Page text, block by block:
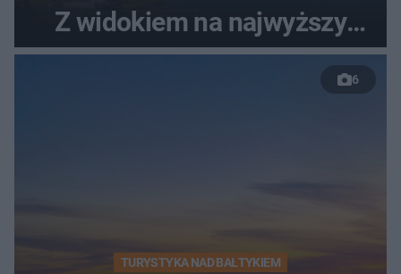
Z widokiem na najwyższy
szczyt Gór Świętokrzyskich
6
TURYSTYKA NAD BAŁTYKIEM